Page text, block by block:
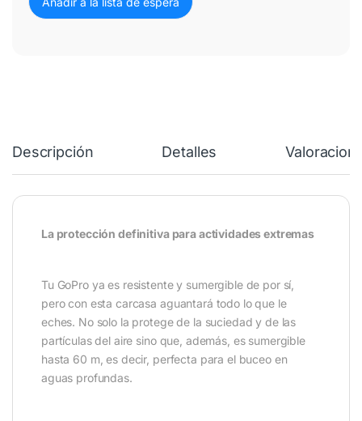
Descripción Detalles
La protección definitiva para actividades extremas
Tu GoPro ya es resistente y sumergible de por sí,
pero con esta carcasa aguantará todo lo que le
eches. No solo la protege de la suciedad y de las
partículas del aire sino que, además, es sumergible
hasta 60 m, es decir, perfecta para el buceo en
aguas profundas.